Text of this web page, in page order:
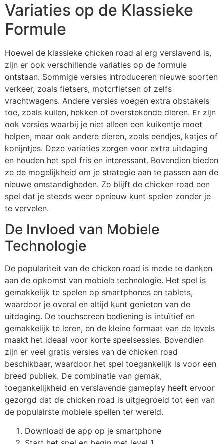
Variaties op de Klassieke
Formule
Hoewel de klassieke chicken road al erg verslavend is,
zijn er ook verschillende variaties op de formule
ontstaan. Sommige versies introduceren nieuwe soorten
verkeer, zoals fietsers, motorfietsen of zelfs
vrachtwagens. Andere versies voegen extra obstakels
toe, zoals kuilen, hekken of overstekende dieren. Er zijn
ook versies waarbij je niet alleen een kuikentje moet
helpen, maar ook andere dieren, zoals eendjes, katjes of
konijntjes. Deze variaties zorgen voor extra uitdaging
en houden het spel fris en interessant. Bovendien bieden
ze de mogelijkheid om je strategie aan te passen aan de
nieuwe omstandigheden. Zo blijft de chicken road een
spel dat je steeds weer opnieuw kunt spelen zonder je
te vervelen.
De Invloed van Mobiele
Technologie
De populariteit van de chicken road is mede te danken
aan de opkomst van mobiele technologie. Het spel is
gemakkelijk te spelen op smartphones en tablets,
waardoor je overal en altijd kunt genieten van de
uitdaging. De touchscreen bediening is intuïtief en
gemakkelijk te leren, en de kleine formaat van de levels
maakt het ideaal voor korte speelsessies. Bovendien
zijn er veel gratis versies van de chicken road
beschikbaar, waardoor het spel toegankelijk is voor een
breed publiek. De combinatie van gemak,
toegankelijkheid en verslavende gameplay heeft ervoor
gezorgd dat de chicken road is uitgegroeid tot een van
de populairste mobiele spellen ter wereld.
Download de app op je smartphone